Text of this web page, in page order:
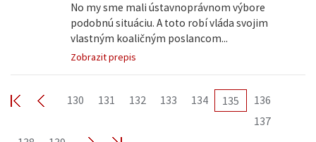
No my sme mali ústavnoprávnom výbore
podobnú situáciu. A toto robí vláda svojim
vlastným koaličným poslancom...
Zobrazit prepis
130 131 132 133 134 135
136
137